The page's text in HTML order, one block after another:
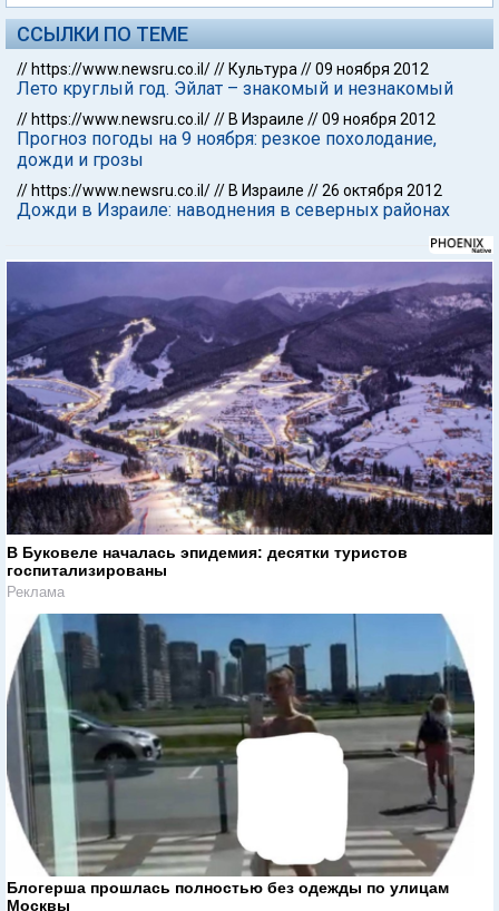
ССЫЛКИ ПО ТЕМЕ
// https://www.newsru.co.il/// Культура //09 ноября 2012
Лето круглый год. Эйлат – знакомый и незнакомый
// https://www.newsru.co.il/// В Израиле //09 ноября 2012
Прогноз погоды на 9 ноября: резкое похолодание,
дожди и грозы
// https://www.newsru.co.il/// В Израиле //26 октября 2012
Дожди в Израиле: наводнения в северных районах
В Буковеле началась эпидемия: десятки туристов
госпитализированы
Реклама
Блогерша прошлась полностью без одежды по улицам
Москвы